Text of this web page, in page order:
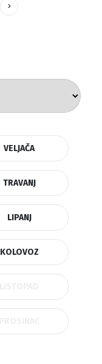
>
VELJAČA
TRAVANJ
LIPANJ
KOLOVOZ